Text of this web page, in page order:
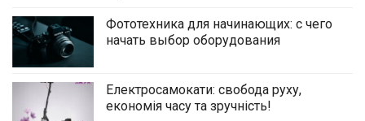
Фототехника для начинающих: с чего
начать выбор оборудования
Електросамокати: свобода руху,
економія часу та зручність!